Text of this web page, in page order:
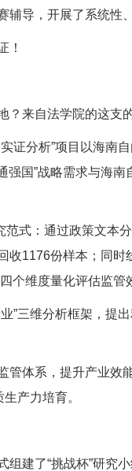
辅导，开展了系统
！
来自法学院的这支
分析”项目以海南
强国”战略需求与海
范式：通过政策文
收1176份样本；同
个维度量化评估监
三维分析框架，提
管体系，提升产业
产力培育。
组建了“挑战杯”研